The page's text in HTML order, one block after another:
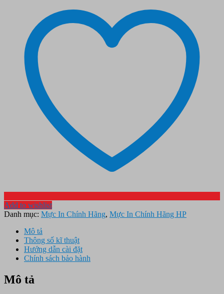
Add to wishlist
Danh mục: Mực In Chính Hãng, Mực In Chính Hãng HP
Mô tả
Thông số kĩ thuật
Hướng dẫn cài đặt
Chính sách bảo hành
Mô tả